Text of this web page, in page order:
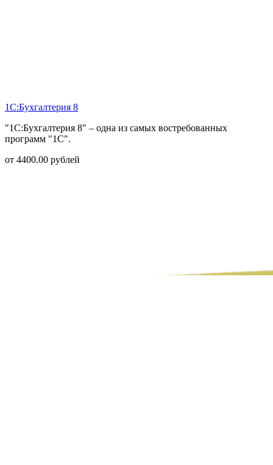
1С:Бухгалтерия 8
"1С:Бухгалтерия 8" – одна из самых востребованных
программ "1С".
от 4400.00 рублей